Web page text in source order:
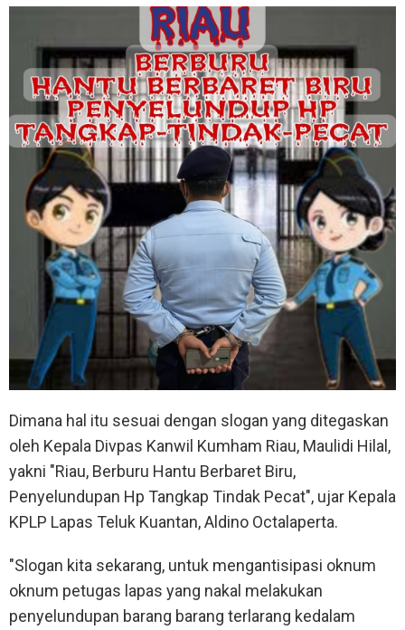
Dimana hal itu sesuai dengan slogan yang ditegaskan
oleh Kepala Divpas Kanwil Kumham Riau, Maulidi Hilal,
yakni "Riau, Berburu Hantu Berbaret Biru,
Penyelundupan Hp Tangkap Tindak Pecat", ujar Kepala
KPLP Lapas Teluk Kuantan, Aldino Octalaperta.
"Slogan kita sekarang, untuk mengantisipasi oknum
oknum petugas lapas yang nakal melakukan
penyelundupan barang barang terlarang kedalam